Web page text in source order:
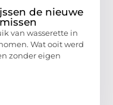
de nieuwe
van wasserette in
Wat ooit werd
zonder eigen